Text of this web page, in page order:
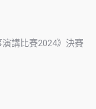
講比賽2024》決賽